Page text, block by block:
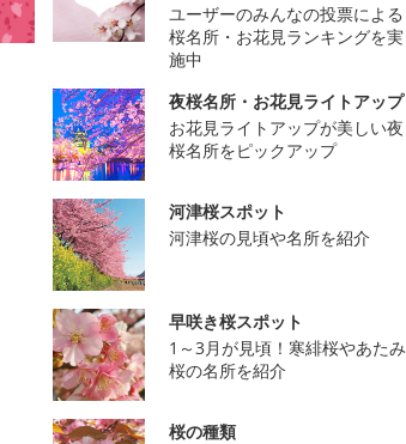
ユーザーのみんなの投票による
桜名所・お花見ランキングを実
施中
夜桜名所・お花見ライトアップ
お花見ライトアップが美しい夜
桜名所をピックアップ
河津桜スポット
河津桜の見頃や名所を紹介
早咲き桜スポット
1～3月が見頃！寒緋桜やあたみ
桜の名所を紹介
桜の種類